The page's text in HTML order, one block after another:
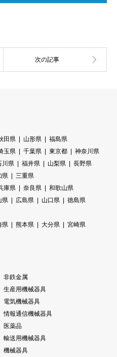
田県 山形県
福島県
玉県 千葉県 東京都
神奈川県
川県 福井県 山梨県
長野県
県
三重県
庫県 奈良県
和歌山県
県 広島県 山口県
徳島県
県 熊本県 大分県
宮崎県
非鉄金属
生産用機械器具
電気機械器具
情報通信機械器具
医薬品
輸送用機械器具
機械器具